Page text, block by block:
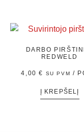
DARBO
REDWELD
4,00€ SU PVM /
Į KREPŠELĮ